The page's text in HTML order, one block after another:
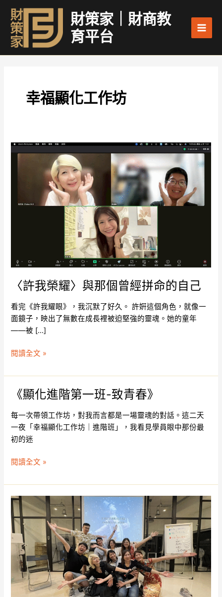
內
財策家｜財商教
育平台
幸福顯化工作坊
〈許我榮耀〉與那個曾經拼命的自己
看完《許我耀眼》，我沉默了好久。 許姸這個角色，就像一
面鏡子，映出了無數在成長裡被迫堅強的靈魂。她的童年
——被 […]
〈許
我
那
命
己
閱讀全文 »
《顯化進階第一班-致青春》
每一次帶領工作坊，對我而言都是一場靈魂的對話。這二天
一夜「幸福顯化工作坊｜進階班」，我看見學員眼中那份最
初的迷
《顯
進
階
第
班-
青
春》
閱讀全文 »
幸
褔
顯
化
進
階
班
~